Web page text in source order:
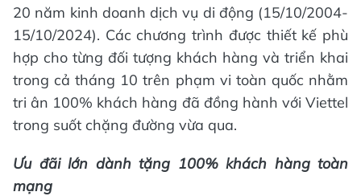
20 năm kinh doanh dịch vụ di động (15/10/2004-
15/10/2024). Các chương trình được thiết kế phù
hợp cho từng đối tượng khách hàng và triển khai
trong cả tháng 10 trên phạm vi toàn quốc nhằm
tri ân 100% khách hàng đã đồng hành với Viettel
trong suốt chặng đường vừa qua.
Ưu đãi lớn dành tặng 100% khách hàng toàn
mạng